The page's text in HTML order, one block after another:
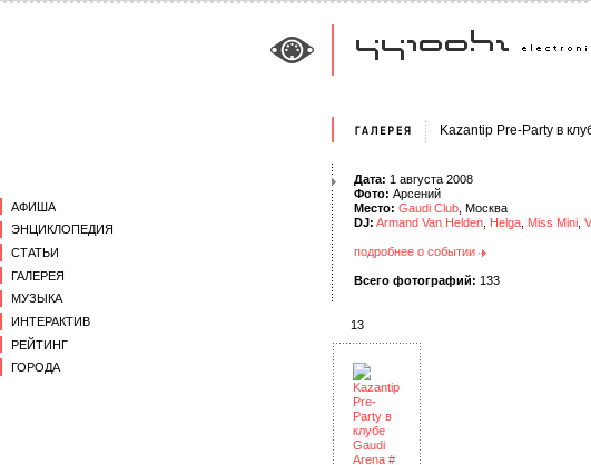
АФИША
ЭНЦИКЛОПЕДИЯ
СТАТЬИ
ГАЛЕРЕЯ
МУЗЫКА
ИНТЕРАКТИВ
РЕЙТИНГ
ГОРОДА
Kazantip Pre-Party в
Дата: 1 августа 2008
Фото: Арсений
Место: Gaudi Club , Москва
DJ: Armand Van Helden Helga Miss Mini
подробнее о событии
Всего фотографий: 133
13